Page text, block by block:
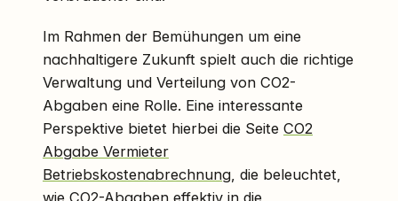
Im Rahmen der Bemühungen um eine
nachhaltigere Zukunft spielt auch die richtige
Verwaltung und Verteilung von CO2-
Abgaben eine Rolle. Eine interessante
Perspektive bietet hierbei die Seite CO2
Abgabe Vermieter
Betriebskostenabrechnung , die beleuchtet,
wie CO2-Abgaben effektiv in die